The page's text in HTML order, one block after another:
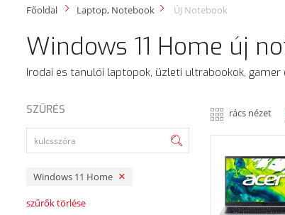
Főoldal Laptop, Notebook ÚJ Notebook
Windows 11 Home új
Irodai és tanulói laptopok, üzleti ultrabookok, gamer
SZŰRÉS
Windows 11 Home
szűrők törlése
rács nézet